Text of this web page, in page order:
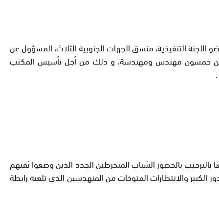
ولد الرشيد، عضو اللجنة التنفيذية، منسق الجهات الجنوبية الثلاث، المسؤول عن
من خمسون مهندس ومهندسة، و ذلك من أجل تأسيس المكتب
بالحضور الشباب المنخرطين الجدد الذين وضعوا ثقتهم
حزب الاستقلال، كما تقدم بشرح خارطة الطريق التي رسمها الحزب بعد المؤتمر 17 و أشار إلى الدور الكبير والانتطارات المتوخات من المنهدسين الذي تلعبه رابطة